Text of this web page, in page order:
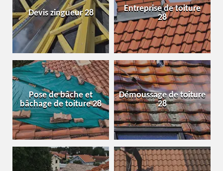
Devis zingueur 28
Entreprise de toiture
28
Pose de bâche et
bâchage de toiture 28
Démoussage de toiture
28